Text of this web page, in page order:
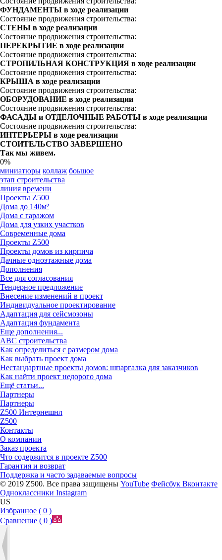
ФУНДАМЕНТЫ в ходе реализации
Состояние продвижения строительства:
СТЕНЫ в ходе реализации
Состояние продвижения строительства:
ПЕРЕКРЫТИЕ в ходе реализации
Состояние продвижения строительства:
СТРОПИЛЬНАЯ КОНСТРУКЦИЯ в ходе реализации
Состояние продвижения строительства:
КРЫША в ходе реализации
Состояние продвижения строительства:
ОБОРУДОВАНИЕ в ходе реализации
Состояние продвижения строительства:
ФАСАДЫ и ОТДЕЛОЧНЫЕ РАБОТЫ в ходе реализации
Состояние продвижения строительства:
ИНТЕРЬЕРЫ в ходе реализации
СТОИТЕЛЬСТВО ЗАВЕРШЕНО
Так мы живем.
0%
миниатюры коллаж боьшое
этап строительства
линия времени
Проекты Z500
Дома до 140м²
Дома с гаражом
Дома для узких участков
Современные дома
Проекты Z500
Проекты домов из кирпича
Дачные одноэтажные дома
Дополнения
Все для согласования
Тендерное предложение
Внесение изменений в проект
Индивидуальное проектирование
Адаптация для сейсмозоны
Адаптация фундамента
Еще дополнения...
ABC строительства
Как определиться с размером дома
Как выбрать проект дома
Нестандартные проекты домов: шпаргалка для заказчиков
Как найти проект недорого дома
Ещё статьи...
Партнеры
Партнеры
Z500 Интернешнл
Z500
Контакты
О компании
Заказ проекта
Что содержится в проекте Z500
Гарантия и возврат
Поддержка и часто задаваемые вопросы
© 2019 Z500. Все права защищены YouTube Фейсбук Вконтакте
Одноклассники Instagram
US
Избранное ( 0 )
Сравнение ( 0 )